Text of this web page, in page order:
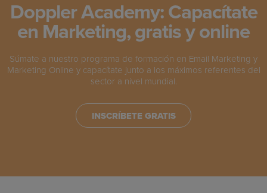
Doppler Academy: Capacítate
en Marketing, gratis y online
Súmate a nuestro programa de formación en Email Marketing y
Marketing Online y capacítate junto a los máximos referentes del
sector a nivel mundial.
INSCRÍBETE GRATIS